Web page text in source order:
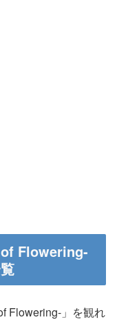
Flowering-
Flowering-」を観れ